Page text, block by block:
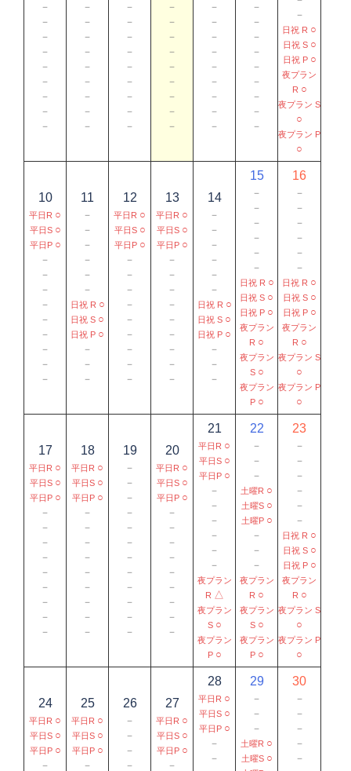
－
－
－
－
－
－
－
－
－
－
－
－
－
－
－
－
－
－
－
－
－
－
－
－
－
－
－
－
－
－
－
－
－
－
－
－
－
－
－
－
－
－
－
－
－
－
－
－
－
－
－
－
－
－
－
日祝 R ○
日祝 S ○
日祝 P ○
夜プラン
R ○
夜プラン S
○
夜プラン P
○
10
平日R ○
平日S ○
平日P ○
－
－
－
－
－
－
－
－
－
11
－
－
－
－
－
－
日祝 R ○
日祝 S ○
日祝 P ○
－
－
－
12
平日R ○
平日S ○
平日P ○
－
－
－
－
－
－
－
－
－
13
平日R ○
平日S ○
平日P ○
－
－
－
－
－
－
－
－
－
14
－
－
－
－
－
－
日祝 R ○
日祝 S ○
日祝 P ○
－
－
－
15
－
－
－
－
－
－
日祝 R ○
日祝 S ○
日祝 P ○
夜プラン
R ○
夜プラン
S ○
夜プラン
P ○
16
－
－
－
－
－
－
日祝 R ○
日祝 S ○
日祝 P ○
夜プラン
R ○
夜プラン S
○
夜プラン P
○
17
平日R ○
平日S ○
平日P ○
－
－
－
－
－
－
－
－
－
18
平日R ○
平日S ○
平日P ○
－
－
－
－
－
－
－
－
－
19
－
－
－
－
－
－
－
－
－
－
－
－
20
平日R ○
平日S ○
平日P ○
－
－
－
－
－
－
－
－
－
21
平日R ○
平日S ○
平日P ○
－
－
－
－
－
－
夜プラン
R △
夜プラン
S ○
夜プラン
P ○
22
－
－
－
土曜R ○
土曜S ○
土曜P ○
－
－
－
夜プラン
R ○
夜プラン
S ○
夜プラン
P ○
23
－
－
－
－
－
－
日祝 R ○
日祝 S ○
日祝 P ○
夜プラン
R ○
夜プラン S
○
夜プラン P
○
24
平日R ○
平日S ○
平日P ○
－
25
平日R ○
平日S ○
平日P ○
－
26
－
－
－
－
27
平日R ○
平日S ○
平日P ○
－
28
平日R ○
平日S ○
平日P ○
－
－
29
－
－
－
土曜R ○
土曜S ○
30
－
－
－
－
－